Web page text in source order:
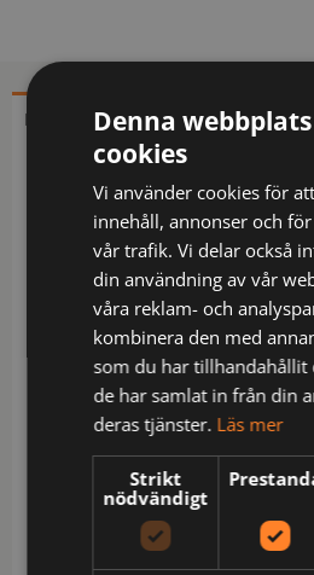
BESKRIVNING YTTERLIGARE
Beskrivning
Fodrad jacka i funktionellt
vind- och vattenavvisande.
både in- och utvändig vindslå
vinddrag, även fleecefoder i
komfort. Bröstfickor med
med invändig telefonficka
Sidfickor med dragkedja.
ärm för nycklar, nyckelkort
på båda sidor med dragkedja,
vänster sida. Fäste för ID-
Ventilationskanaler med mesh
Denna
cookies
Vi använder cookies för
innehåll, annonser och
vår trafik. Vi delar också
din användning av vår
våra reklam- och
kombinera den med
som du har tillhandahållit
de har samlat in från din
deras tjänster. Läs mer
Strikt
nödvändigt